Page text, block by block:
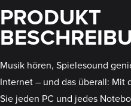
PRODUKT
Musik hören, Spielesound
Internet – und das überall: Mit
Sie jeden PC und jedes